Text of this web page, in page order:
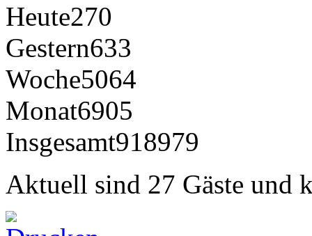
Heute270
Gestern633
Woche5064
Monat6905
Insgesamt918979
Aktuell sind 27 Gäste und